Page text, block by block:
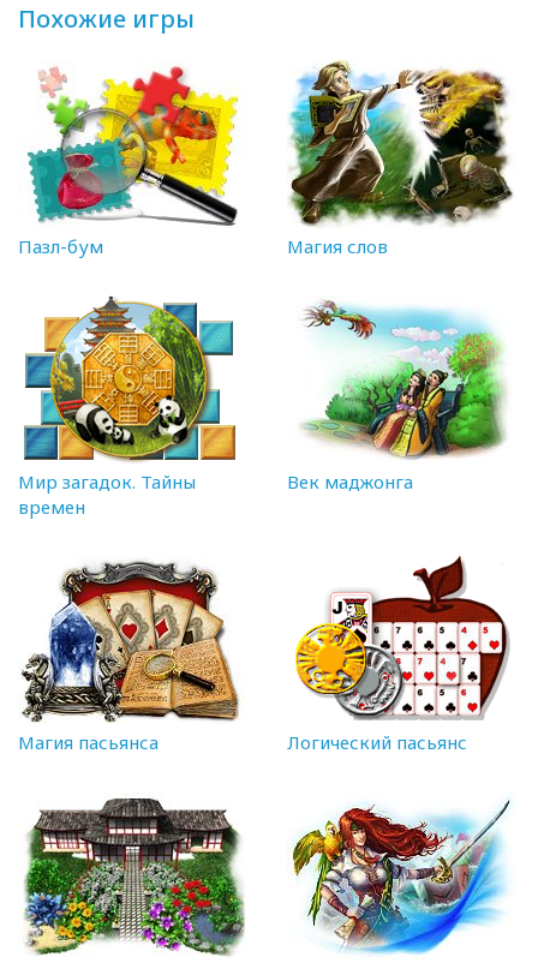
Похожие игры
Пазл-бум Магия слов
Мир загадок. Тайны
времен
Век маджонга
Магия пасьянса Логический пасьянс